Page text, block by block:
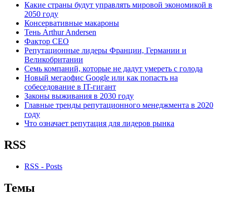
Какие страны будут управлять мировой экономикой в
2050 году
Консервативные макароны
Тень Arthur Andersen
Фактор СЕО
Репутационные лидеры Франции, Германии и
Великобритании
Семь компаний, которые не дадут умереть с голода
Новый мегаофис Google или как попасть на
собеседование в IT-гигант
Законы выживания в 2030 году
Главные тренды репутационного менеджмента в 2020
году
Что означает репутация для лидеров рынка
RSS
RSS - Posts
Темы